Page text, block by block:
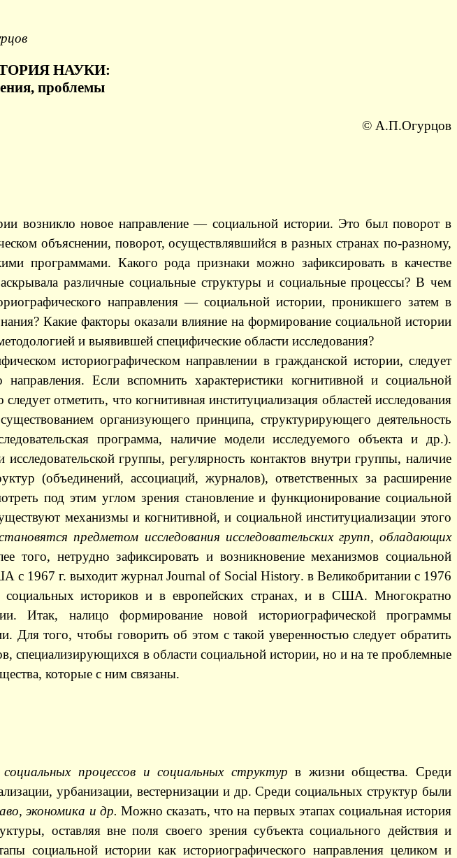
НАУКИ:
проблемы
© А.П.Огурцов
возникло новое направление — социальной истории. Это был поворот в
объяснении, поворот, осуществлявшийся в разных странах по-разному,
программами. Какого рода признаки можно зафиксировать в качестве
различные социальные структуры и социальные процессы? В чем
направления — социальной истории, проникшего затем в
Какие факторы оказали влияние на формирование социальной истории
и выявившей специфические области исследования?
историографическом направлении в гражданской истории, следует
Если вспомнить характеристики когнитивной и социальной
отметить, что когнитивная институциализация областей исследования
организующего принципа, структурирующего деятельность
программа, наличие модели исследуемого объекта и др.).
группы, регулярность контактов внутри группы, наличие
(объединений, ассоциаций, журналов), ответственных за расширение
под этим углом зрения становление и функционирование социальной
механизмы и когнитивной, и социальной институциализации этого
предметом исследования исследовательских групп, обладающих
того, нетрудно зафиксировать и возникновение механизмов социальной
с 1967 г. выходит журналJournal of Social History. в Великобритании с 1976
историков и в европейских странах, и в США. Многократно
Итак, налицо формирование новой историографической программы
того, чтобы говорить об этом с такой уверенностью следует обратить
специализирующихся в области социальной истории, но и на те проблемные
которые с ним связаны.
социальных процессов и социальных структурв жизни общества. Среди
урбанизации, вестернизации и др. Среди социальных структур были
экономика и др. Можно сказать, что на первых этапах социальная история
оставляя вне поля своего зрения субъекта социального действия и
социальной истории как историографического направления целиком и